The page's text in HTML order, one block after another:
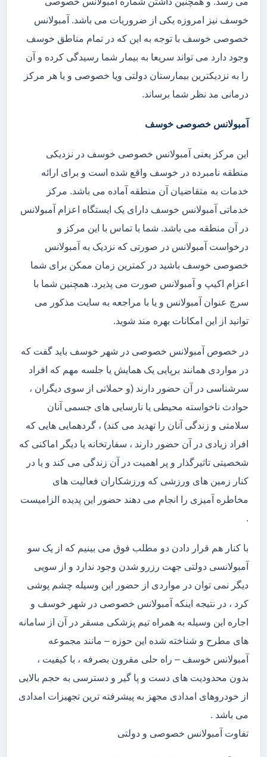
خوسف نیز امروزه یکی از ضروریات می باشد. آمبولانس
خصوصی خوسف با توجه به این که در تمام مناطق خوسف
وجود دارد می تواند سریعا به بیمار شما رسیدگی کرده و آن
را به نزدیکترین بیمارستان دولتی ویا خصوصی و یا هر مرکز
درمانی مد نظر شما برساند.
آمبولانس خصوصی خوسف
این مرکز یعنی آمبولانس خصوصی خوسف در نزدیکی
منطقه نامبرده در خوسف واقع شده است و برای ارائه
خدمات به متقاضیان آن منطقه آماده می باشد. مرکز
خدماتی آمبولانس خوسف دارای یک ایستگاه اعزام آمبولانس
در آن منطقه می باشد. شما با تماس با این مرکز و
درخواست آمبولانس در صورتی که نزدیک به آمبولانس
خصوصی خوسف باشید در کمترین زمان ممکن برای شما
اعزام اکیپ و آمبولانس صورت می پذیرد. همچنین شما با
سرچ عنوان آمبولانس و یا با مراجعه به سایت مذکور می
توانید از این امکانات بهره مند شوید.
در خصوص آمبولانس خصوصی در شهر خوسف باید گفت که
در مواردی همانند برپایی یک همایش یا جلسه مهم که افراد
سرشناسی در آن حضور دارند (و حملاتی از سوی دیگران ،
حوادث ناخواسته محیطی یا نارسایی های جسمی آنان
سلامتی و زندگی آنان را تهدید می کند) ، گردهمایی هایی که
افراد زیادی در آن حضور دارند ، سفارتخانه یا دیگر اماکنی که
شخصیتی تاثیرگذار و پر اهمیت در آن زندگی می کند و یا در
کنار زمین های ورزشی که ورزشکاران فعالیت های
مخاطره آمیزی را انجام می دهند حضور این پدیده الزامیست
.
با کنار هم قرار دادن دو مطلب فوق می بینیم که از یک سو
آمبولانسی دولتی جهت رزرو شدن وجود ندارد و از سویی
دیگر نمی توان در مواردی از حضور این وسیله چشم پوشی
کرد ، در نتیجه اینکه آمبولانس خصوصی در شهر خوسف و
اجاره این وسیله به همراه تیم پزشکی مسقر در آن از سامانه
های مطرح و شناخته شده این حوزه – مانند مجموعه
آمبولانس خوسف – راه حلی مقرون بصرفه ، با کیفیت ،
بدون محدودیت های دست و پا گیر و دسترسی به حجم بالایی
از خودروهای امدادی مجهز به پیشرفته ترین تجهیزات امدادی
می باشد .
تفاوت آمبولانس خصوصی و دولتی